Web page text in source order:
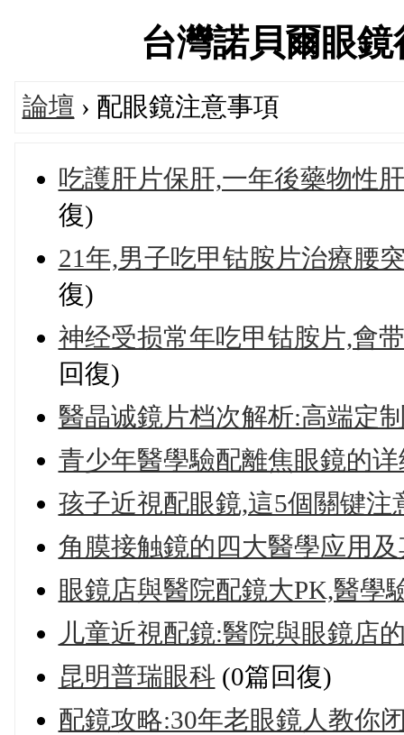
台灣諾貝爾眼
論壇 › 配眼鏡注意事項
吃護肝片保肝,一年後藥物性
復)
21年,男子吃甲钴胺片治療腰
復)
神经受损常年吃甲钴胺片,會
回復)
醫晶诚鏡片档次解析:高端定
青少年醫學驗配離焦眼鏡的
孩子近視配眼鏡,這5個關键注
角膜接触鏡的四大醫學应用
眼鏡店與醫院配鏡大PK,醫學
儿童近視配鏡:醫院與眼鏡店
昆明普瑞眼科 (0篇回復)
配鏡攻略:30年老眼鏡人教你